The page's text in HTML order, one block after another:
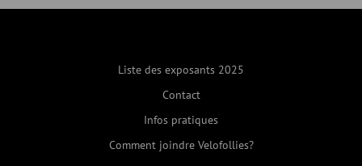
Liste des exposants 2025
Contact
Infos pratiques
Comment joindre Velofollies?